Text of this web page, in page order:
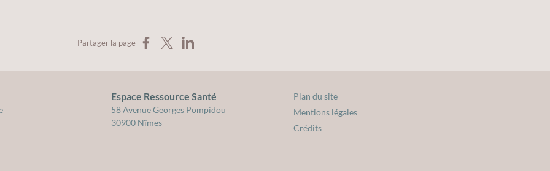
Partager la page Partager sur Facebook
Partager sur XPartager sur LinkedIn
pour la santé du GardEspace Ressource Santé
58 Avenue Georges Pompidou
30900 Nîmes
Plan du site
Mentions légales
Crédits